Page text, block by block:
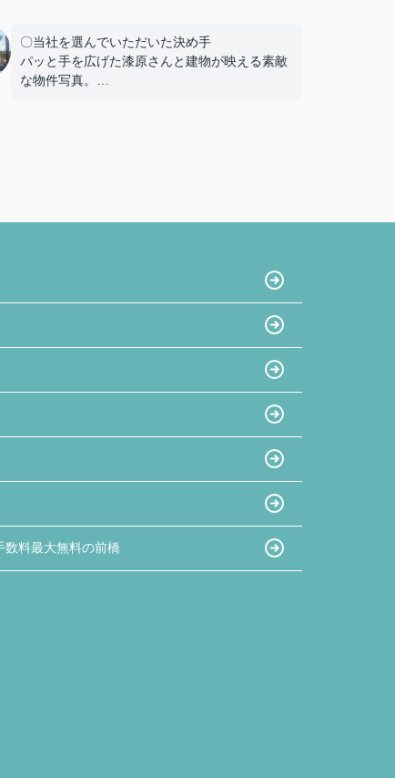
〇当社を選んでいただいた決め手
パッと手を広げた漆原さんと建物が映える素敵
な物件写真。
〇感じたこと、良かった点、もっとこうして欲
となんでもかんでも質問してしまいましたが、
LINEの返信は早く、確認しないと分からないこ
ともすぐに確認して連絡下さったので、安心感
数料最大無料の前橋